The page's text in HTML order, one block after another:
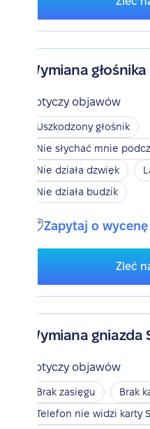
Wymiana głośnika
Dotyczy objawów
Uszkodzony głośnik
Nie słychać mnie
Nie działa dzwięk
Nie działa budzik
Zapytaj o wycenę
Zleć
Wymiana gniazda
Dotyczy objawów
Brak zasięgu
Brak
Telefon nie widzi karty